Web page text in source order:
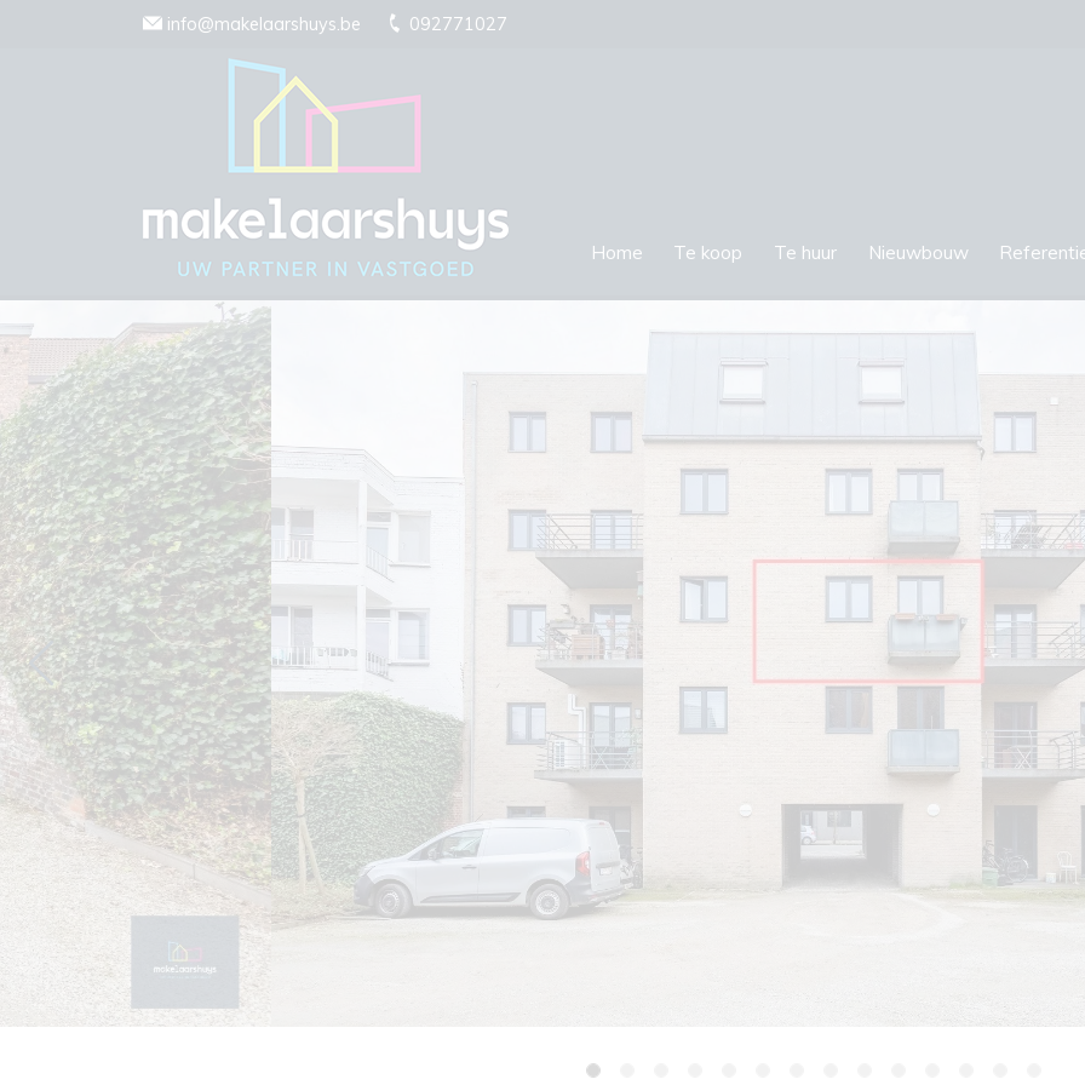
Menu overslaan en naar de inhoud gaan
info@makelaarshuys.be 092771027
Home Te koop Te huur Nieuwbouw
Previous